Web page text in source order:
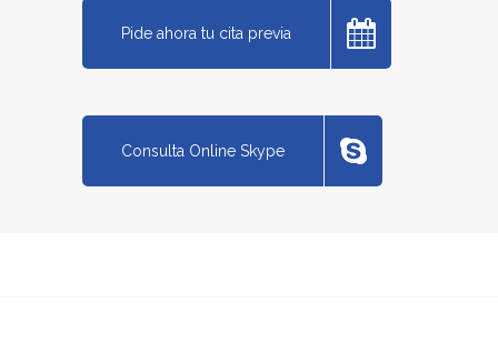
Pide ahora tu cita previa
Consulta Online Skype